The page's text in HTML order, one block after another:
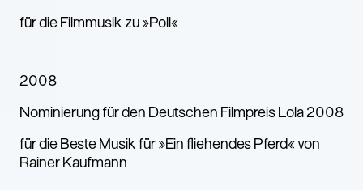
für die Filmmusik zu »Poll«
2008
Nominierung für den Deutschen Filmpreis Lola 2008
für die Beste Musik für »Ein fliehendes Pferd« von
Rainer Kaufmann